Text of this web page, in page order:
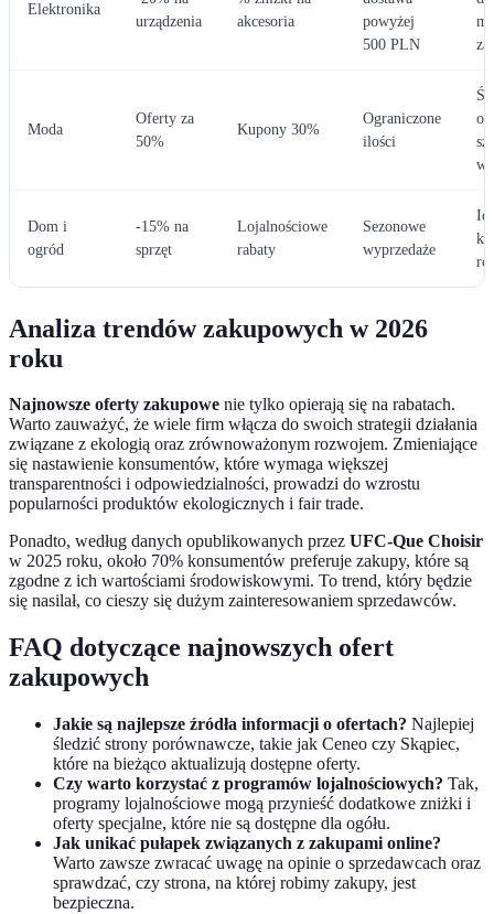
Elektronika
urządzenia
akcesoria
powyżej
500 PLN
Moda
Oferty za
50%
Kupony 30%
Ograniczone
ilości
Dom i
ogród
-15% na
sprzęt
Lojalnościowe
rabaty
Sezonowe
wyprzedaże
Analiza trendów zakupowych w 2026
roku
Najnowsze oferty zakupowe nie tylko opierają się na rabatach.
Warto zauważyć, że wiele firm włącza do swoich strategii działania
związane z ekologią oraz zrównoważonym rozwojem. Zmieniające
się nastawienie konsumentów, które wymaga większej
transparentności i odpowiedzialności, prowadzi do wzrostu
popularności produktów ekologicznych i fair trade.
Ponadto, według danych opublikowanych przez UFC-Que Choisir
w 2025 roku, około 70% konsumentów preferuje zakupy, które są
zgodne z ich wartościami środowiskowymi. To trend, który będzie
się nasilał, co cieszy się dużym zainteresowaniem sprzedawców.
FAQ dotyczące najnowszych ofert
zakupowych
Jakie są najlepsze źródła informacji o ofertach? Najlepiej
śledzić strony porównawcze, takie jak Ceneo czy Skąpiec,
które na bieżąco aktualizują dostępne oferty.
Czy warto korzystać z programów lojalnościowych? Tak,
programy lojalnościowe mogą przynieść dodatkowe zniżki i
oferty specjalne, które nie są dostępne dla ogółu.
Jak unikać pułapek związanych z zakupami online?
Warto zawsze zwracać uwagę na opinie o sprzedawcach oraz
sprawdzać, czy strona, na której robimy zakupy, jest
bezpieczna.